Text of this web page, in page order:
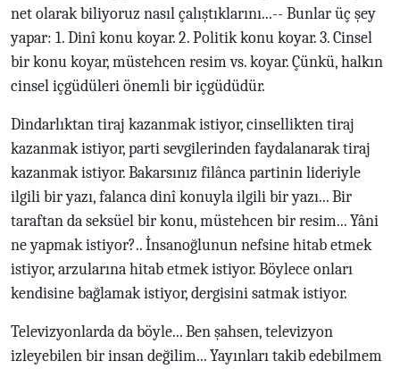
net olarak biliyoruz nasıl çalıştıklarını...-- Bunlar üç şey
yapar: 1. Dinî konu koyar. 2. Politik konu koyar. 3. Cinsel
bir konu koyar, müstehcen resim vs. koyar. Çünkü, halkın
cinsel içgüdüleri önemli bir içgüdüdür.
Dindarlıktan tiraj kazanmak istiyor, cinsellikten tiraj
kazanmak istiyor, parti sevgilerinden faydalanarak tiraj
kazanmak istiyor. Bakarsınız filânca partinin lideriyle
ilgili bir yazı, falanca dinî konuyla ilgili bir yazı... Bir
taraftan da seksüel bir konu, müstehcen bir resim... Yâni
ne yapmak istiyor?.. İnsanoğlunun nefsine hitab etmek
istiyor, arzularına hitab etmek istiyor. Böylece onları
kendisine bağlamak istiyor, dergisini satmak istiyor.
Televizyonlarda da böyle... Ben şahsen, televizyon
izleyebilen bir insan değilim... Yayınları takib edebilmem